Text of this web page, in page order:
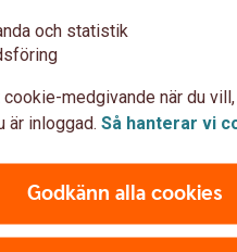
och statistik
medgivande när du
är inloggad. Så hanterar vi
Godkänn alla cookies